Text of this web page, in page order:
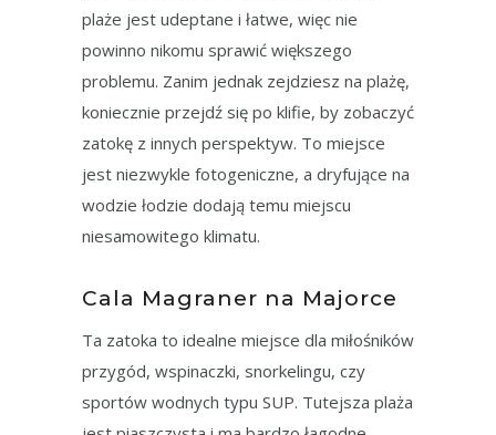
plaże jest udeptane i łatwe, więc nie
powinno nikomu sprawić większego
problemu. Zanim jednak zejdziesz na plażę,
koniecznie przejdź się po klifie, by zobaczyć
zatokę z innych perspektyw. To miejsce
jest niezwykle fotogeniczne, a dryfujące na
wodzie łodzie dodają temu miejscu
niesamowitego klimatu.
Cala Magraner na Majorce
Ta zatoka to idealne miejsce dla miłośników
przygód, wspinaczki, snorkelingu, czy
sportów wodnych typu SUP. Tutejsza plaża